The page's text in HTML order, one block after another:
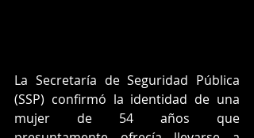
La Secretaría de Seguridad Pública
(SSP) confirmó la identidad de una
mujer de 54 años que